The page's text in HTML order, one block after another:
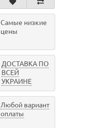
Самые низкие
цены
ДОСТАВКА ПО
ВСЕЙ
УКРАИНЕ
Любой вариант
оплаты